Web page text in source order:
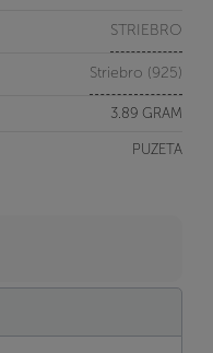
STRIEBRO
Striebro (925)
3.89 GRAM
PUZETA